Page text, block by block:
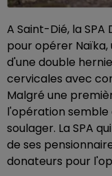
A Saint-Dié, la
pour opérer Naïka,
d'une double
cervicales avec
Malgré une
l'opération semble
soulager. La SPA
de ses
donateurs pour